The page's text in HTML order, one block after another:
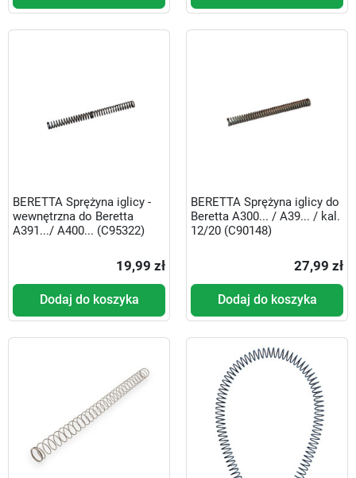
BERETTA Sprężyna iglicy -
wewnętrzna do Beretta
A391.../ A400... (C95322)
19,99 zł
Dodaj do koszyka
BERETTA Sprężyna iglicy do
Beretta A300... / A39... / kal.
12/20 (C90148)
27,99 zł
Dodaj do koszyka